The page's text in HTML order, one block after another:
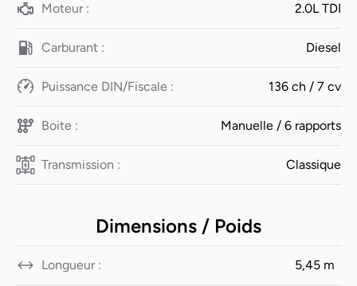
Moteur : 2.0L TDI
Carburant : Diesel
Puissance DIN/Fiscale : 136 ch / 7 cv
Boite : Manuelle / 6 rapports
Transmission : Classique
Dimensions / Poids
Longueur : 5,45 m